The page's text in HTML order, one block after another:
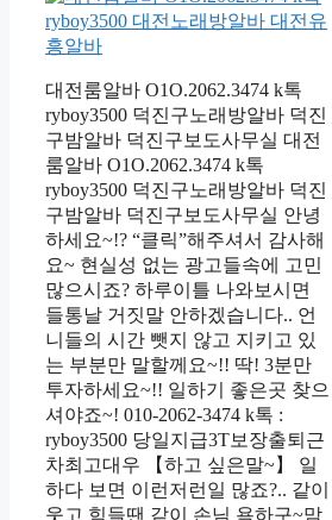
대전룸알바 O1O.2062.3474 k톡
ryboy3500 덕진구노래방알바 덕진
구밤알바 덕진구보도사무실 대전
룸알바 O1O.2062.3474 k톡
ryboy3500 덕진구노래방알바 덕진
구밤알바 덕진구보도사무실 안녕
하세요~!? “클릭”해주셔서 감사해
요~ 현실성 없는 광고들속에 고민
많으시죠? 하루이틀 나와보시면
들통날 거짓말 안하겠습니다.. 언
니들의 시간 뺏지 않고 지키고 있
는 부분만 말할께요~!! 딱! 3분만
투자하세요~!! 일하기 좋은곳 찾으
셔야죠~! 010-2062-3474 k톡 :
ryboy3500 당일지급3T보장출퇴근
차최고대우 【하고 싶은말~】 일
하다 보면 이런저런일 많죠?.. 같이
웃고 힘들땐 같이 손님 욕하구~맘